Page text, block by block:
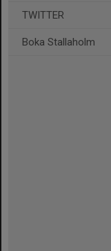
TWITTER
Boka Stallaholm